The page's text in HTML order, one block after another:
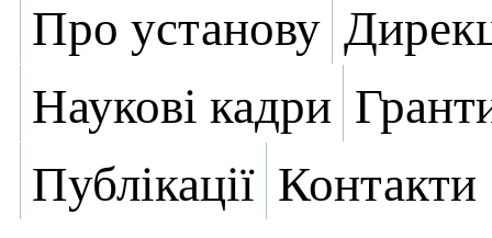
Про установу
Наукові кадри
Публікації Контакти